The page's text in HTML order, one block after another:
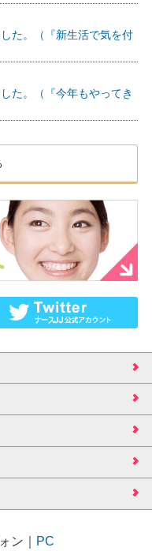
た。（『新生活で気を付
た。（『今年もやってき
ン PC